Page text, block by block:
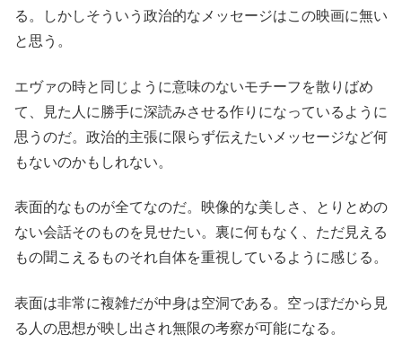
る。しかしそういう政治的なメッセージはこの映画に無い
と思う。
エヴァの時と同じように意味のないモチーフを散りばめ
て、見た人に勝手に深読みさせる作りになっているように
思うのだ。政治的主張に限らず伝えたいメッセージなど何
もないのかもしれない。
表面的なものが全てなのだ。映像的な美しさ、とりとめの
ない会話そのものを見せたい。裏に何もなく、ただ見える
もの聞こえるものそれ自体を重視しているように感じる。
表面は非常に複雑だが中身は空洞である。空っぽだから見
る人の思想が映し出され無限の考察が可能になる。